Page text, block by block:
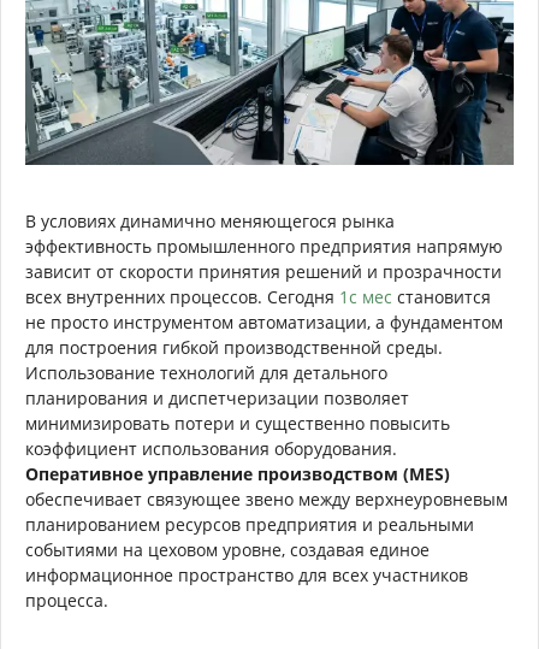
В условиях динамично меняющегося рынка
эффективность промышленного предприятия напрямую
зависит от скорости принятия решений и прозрачности
всех внутренних процессов. Сегодня 1с мес становится
не просто инструментом автоматизации, а фундаментом
для построения гибкой производственной среды.
Использование технологий для детального
планирования и диспетчеризации позволяет
минимизировать потери и существенно повысить
коэффициент использования оборудования.
Оперативное управление производством (MES)
обеспечивает связующее звено между верхнеуровневым
планированием ресурсов предприятия и реальными
событиями на цеховом уровне, создавая единое
информационное пространство для всех участников
процесса.